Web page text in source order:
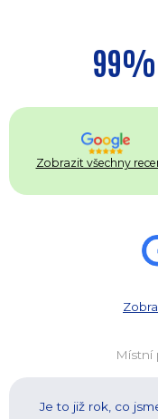
Zobrazit všechny
Místní
Je to již rok, co